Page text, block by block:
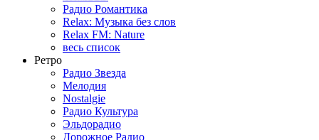
Радио Романтика
Relax: Музыка без слов
Relax FM: Nature
весь список
Ретро
Радио Звезда
Мелодия
Nostalgie
Радио Культура
Эльдорадио
Дорожное Радио